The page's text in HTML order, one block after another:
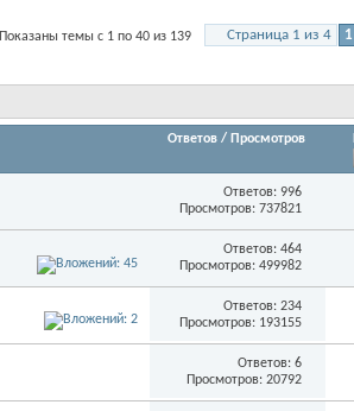
Страница 1 из 4 1
Показаны темы с 1 по 40 из 139
Ответов / Просмотров
Ответов: 996
Просмотров: 737821
Ответов: 464
Просмотров: 499982
Ответов: 234
Просмотров: 193155
Ответов: 6
Просмотров: 20792